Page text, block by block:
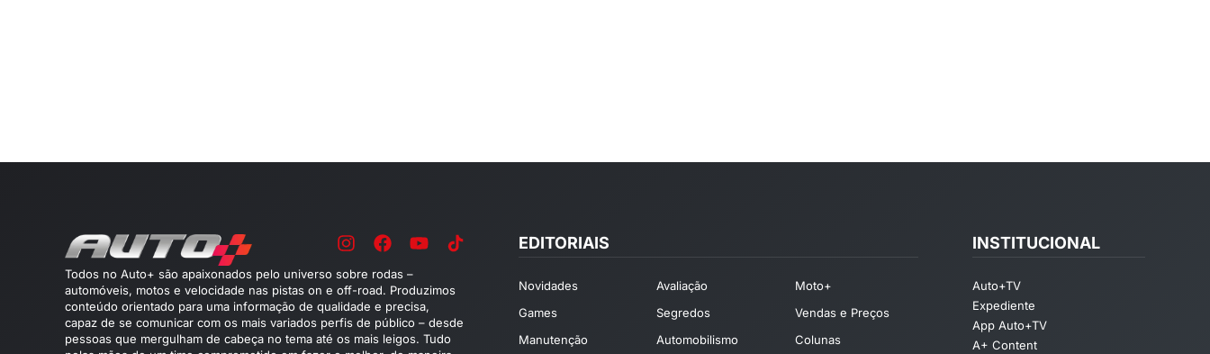
Todos no Auto+ são apaixonados pelo universo sobre rodas –
automóveis, motos e velocidade nas pistas on e off-road. Produzimos
conteúdo orientado para uma informação de qualidade e precisa,
capaz de se comunicar com os mais variados perfis de público – desde
pessoas que mergulham de cabeça no tema até os mais leigos. Tudo
EDITORIAIS
Novidades Avaliação
Moto+
Games
Segredos
Vendas e Preços
Manutenção
Automobilismo Colunas
INSTITUCIONAL
Auto+TV
Expediente
App Auto+TV
A+ Content